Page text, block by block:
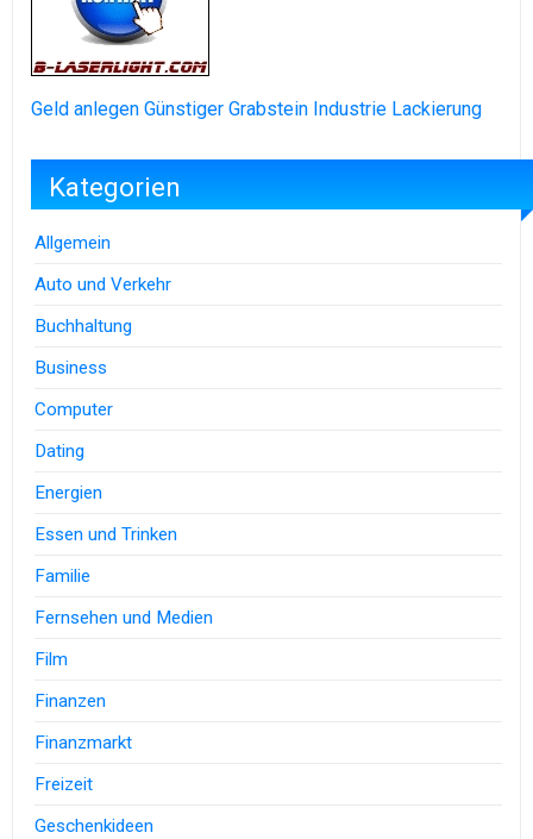
Geld anlegen Günstiger Grabstein Industrie Lackierung
Kategorien
Allgemein
Auto und Verkehr
Buchhaltung
Business
Computer
Dating
Energien
Essen und Trinken
Familie
Fernsehen und Medien
Film
Finanzen
Finanzmarkt
Freizeit
Geschenkideen